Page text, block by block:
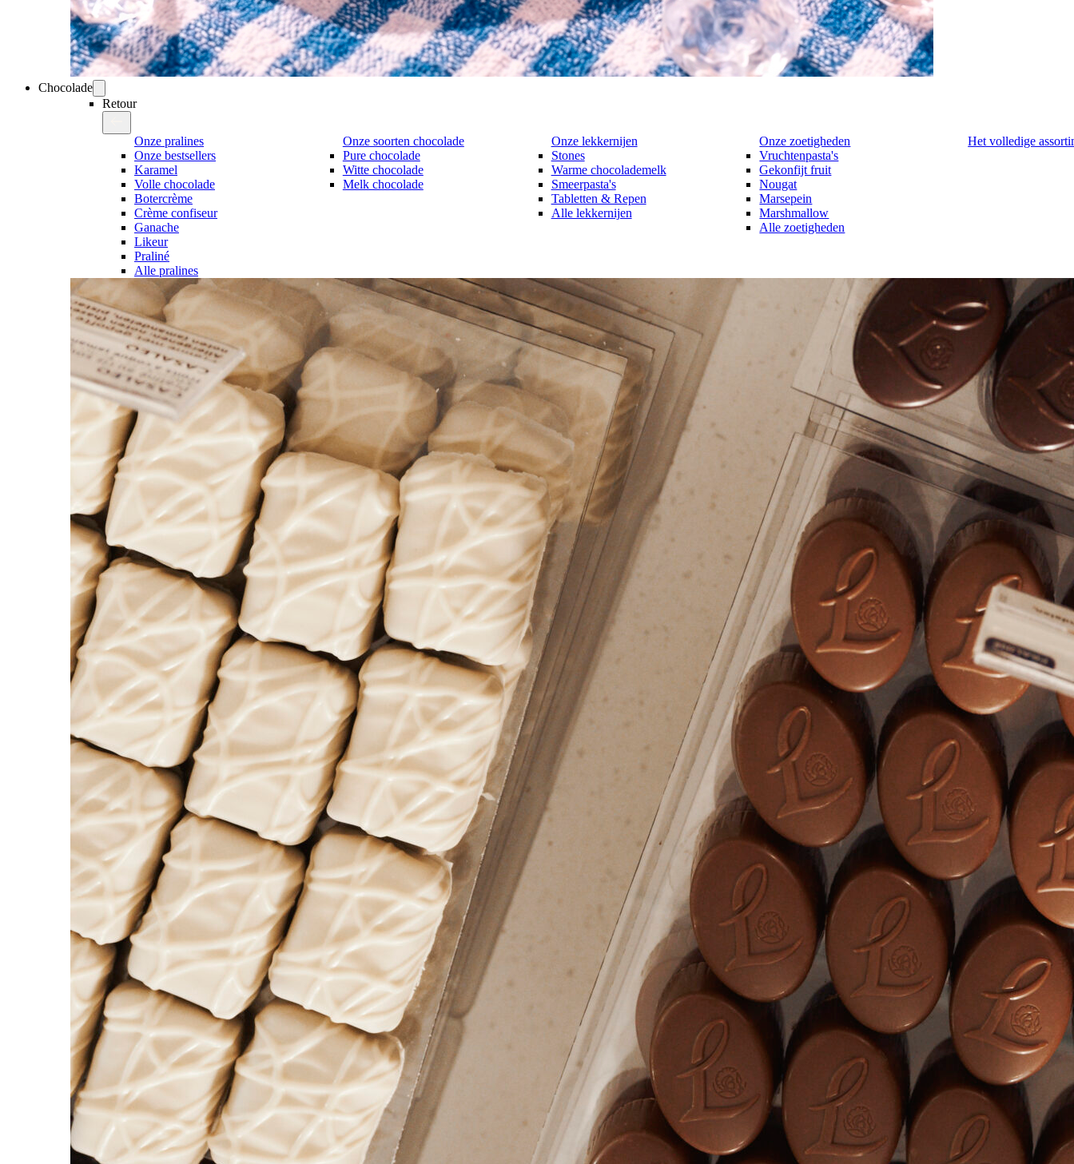
Chocolade
Retour
Onze pralines
Onze bestsellers
Karamel
Volle chocolade
Botercrème
Crème confiseur
Ganache
Likeur
Praliné
Alle pralines
Onze soorten chocolade
Pure chocolade
Witte chocolade
Melk chocolade
Onze lekkernijen
Stones
Warme chocolademelk
Smeerpasta's
Tabletten & Repen
Alle lekkernijen
Onze zoetigheden
Vruchtenpasta's
Gekonfijt fruit
Nougat
Marsepein
Marshmallow
Alle zoetigheden
Het volledige